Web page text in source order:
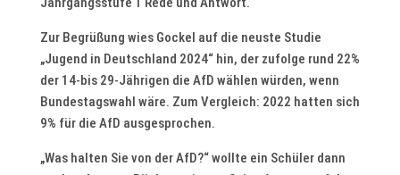
Zur Begrüßung wies Gockel auf die neuste Studie
„Jugend in Deutschland 2024“ hin, der zufolge rund 22%
der 14-bis 29-Jährigen die AfD wählen würden, wenn
Bundestagswahl wäre. Zum Vergleich: 2022 hatten sich
9% für die AfD ausgesprochen.
„Was halten Sie von der AfD?“ wollte ein Schüler dann